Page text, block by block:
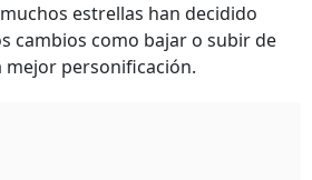
estrellas han decidido
cambios como bajar o subir de
personificación.